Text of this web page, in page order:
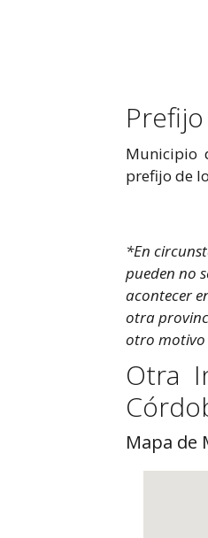
Municipio
prefijo de
*En
pueden no
acontecer
otra
otro
Otra
Mapa de